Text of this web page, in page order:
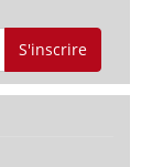
S'inscrire